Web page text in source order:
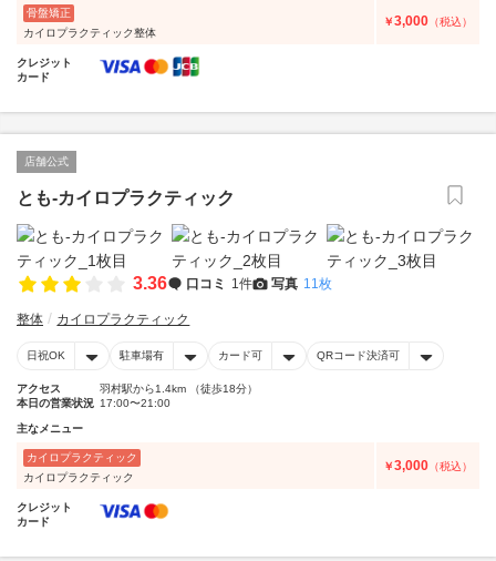
骨盤矯正
カイロプラクティック整体
￥3,000 （税込）
クレジット
カード
店舗公式
とも-カイロプラクティック
3.36 口コミ 1件 写真 11枚
整体 カイロプラクティック
日祝OK 駐車場有 カード可 QRコード決済可
アクセス
羽村駅から1.4km （徒歩18分）
本日の営業状況 17:00〜21:00
主なメニュー
カイロプラクティック
カイロプラクティック
￥3,000 （税込）
クレジット
カード